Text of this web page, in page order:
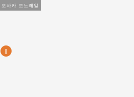
오사카 모노레일
I